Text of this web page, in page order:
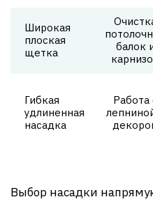
Широкая
плоская
щетка
балок
Гибкая
удлиненная
насадка
Работа
Выбор насадки